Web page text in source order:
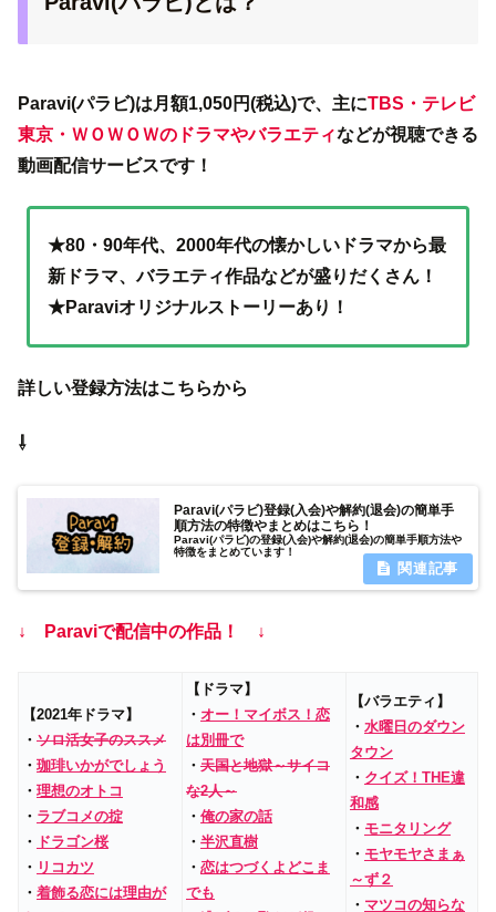
Paravi(パラビ)は月額1,050円(税込)で、主にTBS・テレビ
東京・ＷＯＷＯＷのドラマやバラエティなどが視聴できる
動画配信サービスです！
★80・90年代、2000年代の懐かしいドラマから最
新ドラマ、バラエティ作品などが盛りだくさん！
★Paraviオリジナルストーリーあり！
詳しい登録方法はこちらから
⇩
Paravi(パラビ)登録(入会)や解約(退会)の簡単手
順方法の特徴やまとめはこちら！
Paravi(パラビ)の登録(入会)や解約(退会)の簡単手順方法や
特徴をまとめています！
↓ Paraviで配信中の作品！ ↓
【2021年ドラマ】
・ ソロ活女子のススメ
・ 珈琲いかがでしょう
・ 理想のオトコ
・ ラブコメの掟
・ ドラゴン桜
・ リコカツ
・ 着飾る恋には理由が
【ドラマ】
・ オー！マイボス！恋
は別冊で
・ 天国と地獄～サイコ
な2人～
・ 俺の家の話
・ 半沢直樹
・ 恋はつづくよどこま
でも
【バラエティ】
・ 水曜日のダウン
タウン
・ クイズ！THE違
和感
・ モニタリング
・ モヤモヤさまぁ
～ず２
・ マツコの知らな